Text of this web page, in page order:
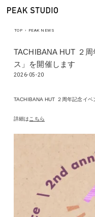
TOP › PEAK NEWS
TACHIBANA HUT ２
ス」を開催します
2026-05-20
TACHIBANA HUT ２周年記念イベ
詳細は こちら